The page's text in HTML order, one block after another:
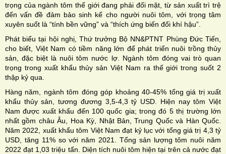
trọng của ngành tôm thế giới đang phải đối mặt, từ sản xuất trì trệ
đến vấn đề đảm bảo sinh kế cho người nuôi tôm, với trọng tâm
xuyên suốt là “tính bền vững” và “thích ứng biến đổi khí hậu”.
Phát biểu tại hội nghị, Thứ trưởng Bộ NN&PTNT Phùng Đức Tiến,
cho biết, Việt Nam có tiềm năng lớn để phát triển nuôi trồng thủy
sản, đặc biệt là nuôi tôm nước lợ. Ngành tôm đóng vai trò quan
trọng trong xuất khẩu thủy sản Việt Nam ra thế giới trong suốt 2
thập kỷ qua.
Hàng năm, ngành tôm đóng góp khoảng 40-45% tổng giá trị xuất
khẩu thủy sản, tương đương 3,5-4,3 tỷ USD. Hiện nay tôm Việt
Nam được xuất khẩu đến 100 quốc gia; trong đó 5 thị trường lớn
nhất gồm châu Âu, Hoa Kỳ, Nhật Bản, Trung Quốc và Hàn Quốc.
Năm 2022, xuất khẩu tôm Việt Nam đạt kỷ lục với tổng giá trị 4,3 tỷ
USD, tăng 11% so với năm 2021. Tổng sản lượng tôm nuôi năm
2022 đạt 1,03 triệu tấn. Diện tích nuôi tôm hiện tại trên cả nước đạt